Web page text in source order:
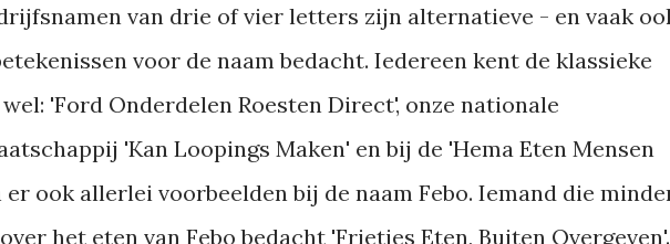
van drie of vier letters zijn alternatieve - en vaak
voor de naam bedacht. Iedereen kent de klassieke
'Ford Onderdelen Roesten Direct', onze nationale
'Kan Loopings Maken' en bij de 'Hema Eten Mensen
er ook allerlei voorbeelden bij de naam Febo. Iemand die
het eten van Febo bedacht 'Frietjes Eten, Buiten Overgeven'.